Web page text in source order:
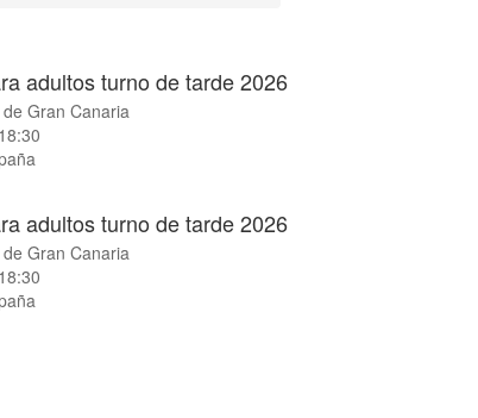
adultos turno de tarde 2026
Gran Canaria
adultos turno de tarde 2026
Gran Canaria